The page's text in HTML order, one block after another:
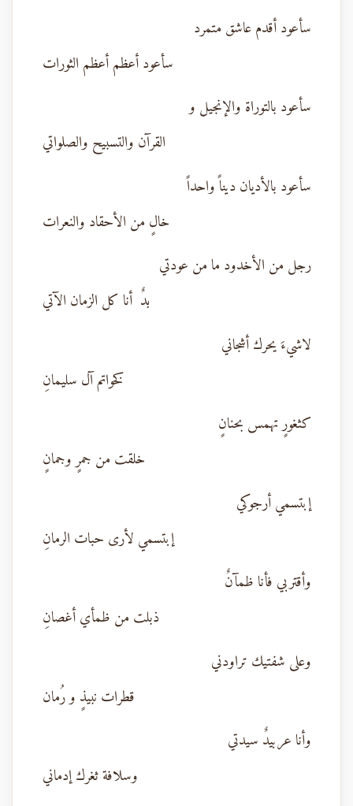
سأعود أقدم عاشق متمرد
سأعود أعظم أعظم الثورات
سأعود بالتوراة والإنجيل و
القرآن والتسبيح والصلواتي
سأعود بالأديان ديناً واحداً
خالٍ من الأحقاد والنعرات
رجل من الأخدود ما من عودتي
بدٌ أنا كل الزمان الآتي
لاشيءَ يحرك أشجاني
كخواتم آل سليمانِ
كثغورٍ تهمس بحنانٍ
خلقت من جمرٍ وجمانٍ
إبتسمي أرجوكي
إبتسمي لأرى حبات الرمانِ
وأقتربي فأنا ظمآنٌ
ذبلت من ظمأي أغصانِ
وعلى شفتيك تراودني
قطرات نبيذٍ و رُمان
وأنا عربيدٌ سيدتي
وسلافة ثغرك إدماني